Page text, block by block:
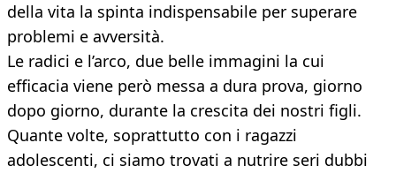
della vita la spinta indispensabile per superare
problemi e avversità.
Le radici e l’arco, due belle immagini la cui
efficacia viene però messa a dura prova, giorno
dopo giorno, durante la crescita dei nostri figli.
Quante volte, soprattutto con i ragazzi
adolescenti, ci siamo trovati a nutrire seri dubbi